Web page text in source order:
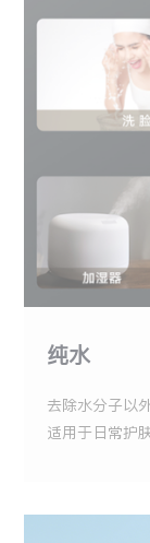
纯水
去除水分子以
适用于日常护